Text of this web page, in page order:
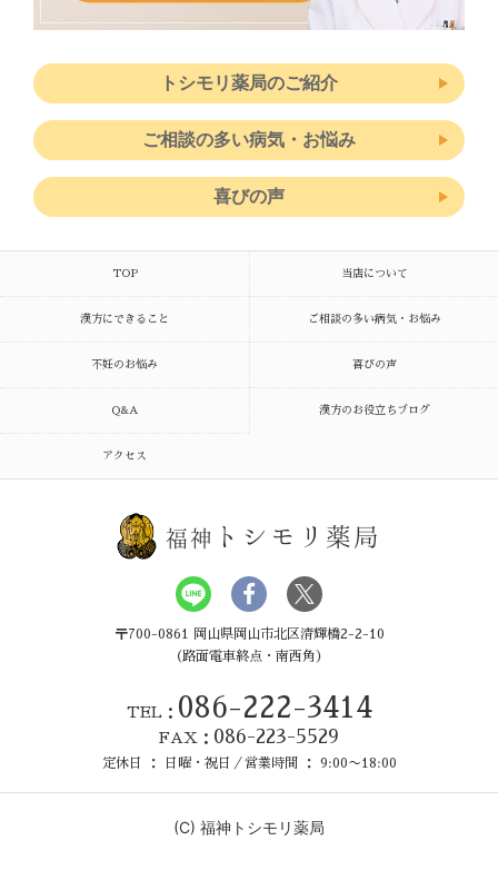
トシモリ薬局のご紹介
ご相談の多い病気・お悩み
喜びの声
TOP 当店について
漢方にできること ご相談の多い病気・お悩み
不妊のお悩み 喜びの声
Q&A 漢方のお役立ちブログ
アクセス
福神 トシモリ薬局
〒700-0861 岡山県岡山市北区清輝橋2-2-10
（路面電車終点・南西角）
TEL： 086-222-3414
FAX： 086-223-5529
定休日 ： 日曜・祝日／営業時間 ： 9:00〜18:00
(C) 福神トシモリ薬局